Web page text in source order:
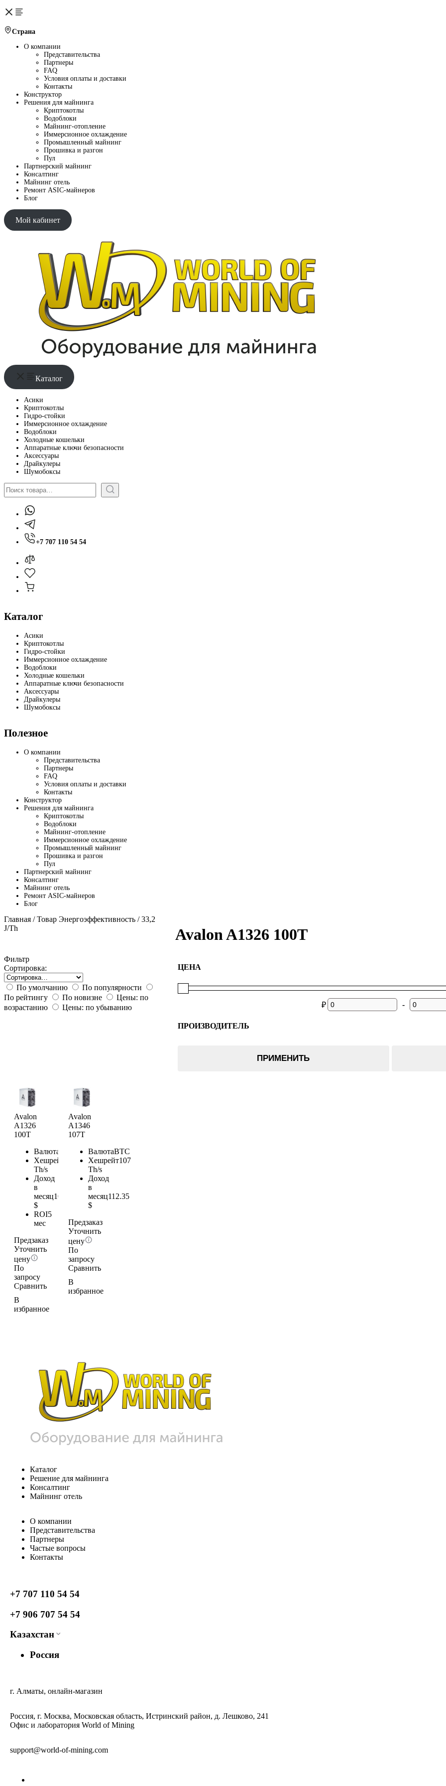
Страна
О компании
Представительства
Партнеры
FAQ
Условия оплаты и доставки
Контакты
Конструктор
Решения для майнинга
Криптокотлы
Водоблоки
Майнинг-отопление
Иммерсионное охлаждение
Промышленный майнинг
Прошивка и разгон
Пул
Партнерский майнинг
Консалтинг
Майнинг отель
Ремонт ASIC-майнеров
Блог
Мой кабинет
Каталог
Асики
Криптокотлы
Гидро-стойки
Иммерсионное охлаждение
Водоблоки
Холодные кошельки
Аппаратные ключи безопасности
Аксессуары
Драйкулеры
Шумобоксы
Поиск
+7 707 110 54 54
Каталог
Асики
Криптокотлы
Гидро-стойки
Иммерсионное охлаждение
Водоблоки
Холодные кошельки
Аппаратные ключи безопасности
Аксессуары
Драйкулеры
Шумобоксы
Полезное
О компании
Представительства
Партнеры
FAQ
Условия оплаты и доставки
Контакты
Конструктор
Решения для майнинга
Криптокотлы
Водоблоки
Майнинг-отопление
Иммерсионное охлаждение
Промышленный майнинг
Прошивка и разгон
Пул
Партнерский майнинг
Консалтинг
Майнинг отель
Ремонт ASIC-майнеров
Блог
Главная / Товар Энергоэффективность / 33,2
J/Th
Avalon A1326 100T
Фильтр
Сортировка:
По умолчанию
По популярности
По рейтингу
По новизне
Цены: по
возрастанию
Цены: по убыванию
ЦЕНА
₽ -
ПРОИЗВОДИТЕЛЬ
ПРИМЕНИТЬ
Avalon
A1326
100T
Валюта
Хешрейт
Th/s
Доход
в
месяц105
$
ROI5
мес
Предзаказ
Уточнить
цену
По
запросу
Сравнить
В
избранное
Avalon
A1346
107T
ВалютаBTC
Хешрейт107
Th/s
Доход
в
месяц112.35
$
Предзаказ
Уточнить
цену
По
запросу
Сравнить
В
избранное
Каталог
Решение для майнинга
Консалтинг
Майнинг отель
О компании
Представительства
Партнеры
Частые вопросы
Контакты
+7 707 110 54 54
+7 906 707 54 54
Казахстан
Россия
г. Алматы, онлайн-магазин
Россия, г. Москва, Московская область, Истринский район, д. Лешково, 241
Офис и лаборатория World of Mining
support@world-of-mining.com